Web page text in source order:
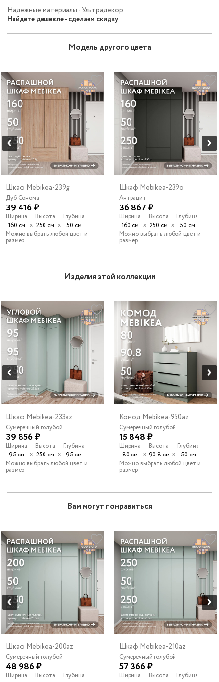
Надежные материалы - Ультрадекор
Найдете дешевле - сделаем скидку
Модель другого цвета
Шкаф Mebikea-239g
Дуб Сонома
39 416 ₽
Ширина
160 см х
Высота
250 см х
Глубина
50 см
Можно выбрать любой цвет и
размер
Шкаф Mebikea-239o
Антрацит
36 867 ₽
Ширина
160 см х
Высота
250 см х
Глубина
50 см
Можно выбрать любой цвет и
размер
Изделия этой коллекции
Шкаф Mebikea-233az
Сумеречный голубой
39 856 ₽
Ширина
95 см
х
Высота
250 см х
Глубина
95 см
Можно выбрать любой цвет и
размер
Комод Mebikea-950az
Сумеречный голубой
15 848 ₽
Ширина
80 см
х
Высота
90.8 см х
Глубина
50 см
Можно выбрать любой цвет и
размер
Вам могут понравиться
Шкаф Mebikea-200az
Сумеречный голубой
48 986 ₽
Ширина
Высота
Глубина
Шкаф Mebikea-210az
Сумеречный голубой
57 366 ₽
Ширина
Высота
Глубина